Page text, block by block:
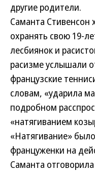
другие родители.
Саманта Стивенсон
охранять свою 19-
лесбиянок и
расизме услышали
французские
словам, «ударила
подробном
«натягиванием
«Натягивание»
француженки на
Саманта